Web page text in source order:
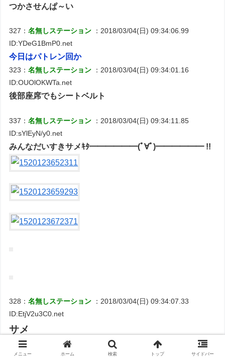
つかさせんぱ～い
327：名無しステーション
：2018/03/04(日) 09:34:06.99
ID:YDeG1BmP0.net
今日はパトレン回か
323：名無しステーション
：2018/03/04(日) 09:34:01.16
ID:OUOlOKWTa.net
後部座席でもシートベルト
337：名無しステーション
：2018/03/04(日) 09:34:11.85
ID:sYlEyN/y0.net
みんなだいすきサメｷﾀ━━━━━━(ﾟ∀ﾟ)━━━━━━ !!
328：名無しステーション
：2018/03/04(日) 09:34:07.33
ID:EtjV2u3C0.net
サメ
363：名無しステーション ：2018/03/04(日) 09:34:28.25
メニュー ホーム 検索 トップ サイドバー